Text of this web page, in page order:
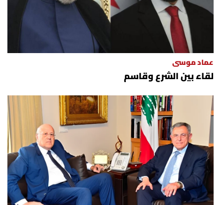
عماد موسى
لقاء بين الشرع وقاسم